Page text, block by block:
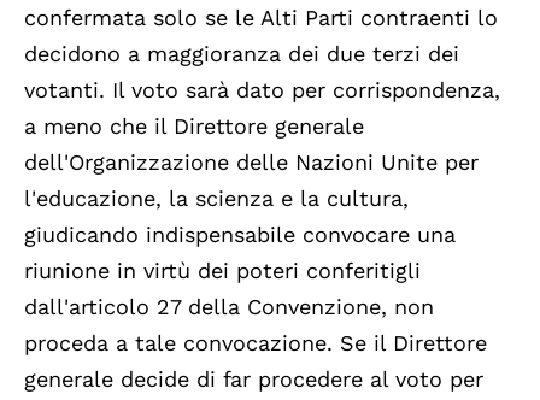
confermata solo se le Alti Parti contraenti lo
decidono a maggioranza dei due terzi dei
votanti. Il voto sarà dato per corrispondenza,
a meno che il Direttore generale
dell'Organizzazione delle Nazioni Unite per
l'educazione, la scienza e la cultura,
giudicando indispensabile convocare una
riunione in virtù dei poteri conferitigli
dall'articolo 27 della Convenzione, non
proceda a tale convocazione. Se il Direttore
generale decide di far procedere al voto per